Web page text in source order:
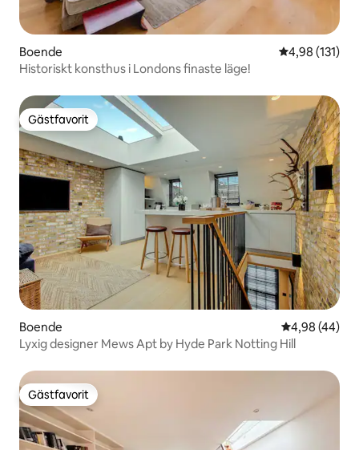
Boende 4,98 av 5 i
4,98 (131)
Historiskt konsthus i Londons finaste läge!
Gästfavorit
Gästfavorit
Boende 4,98 av 5 i
4,98 (44)
Lyxig designer Mews Apt by Hyde Park Notting Hill
Gästfavorit
Gästfavorit